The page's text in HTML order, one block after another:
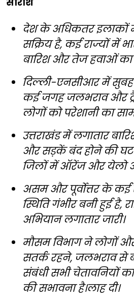
देश के अधिकतर इलाकों
सक्रिय है, कई राज्यों में
बारिश और तेज हवाओं का
दिल्ली-एनसीआर में सुबह
कई जगह जलभराव और
लोगों को परेशानी का
उत्तराखंड में लगातार
और सड़कें बंद होने की
जिलों में ऑरेंज और येलो
असम और पूर्वोत्तर के कई
स्थिति गंभीर बनी हुई है,
अभियान लगातार जारी।
मौसम विभाग ने लोगों
सतर्क रहने, जलभराव
संबंधी सभी चेतावनियों
की सभावना है।लाह दी।